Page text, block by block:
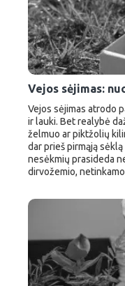
Vejos sėjimas atrodo
ir lauki. Bet realybė
želmuo ar piktžolių
dar prieš pirmąją
nesėkmių prasideda
dirvožemio,